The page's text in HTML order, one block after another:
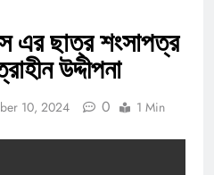
এর ছাত্র শংসাপত্র
উদ্দীপনা
10, 2024 0 1 Min